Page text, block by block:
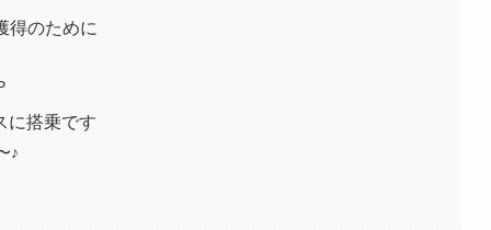
得のために
に搭乗です
♪